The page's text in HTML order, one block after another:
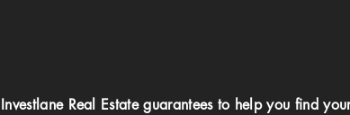
Investlane Real Estate guarantees to help you find